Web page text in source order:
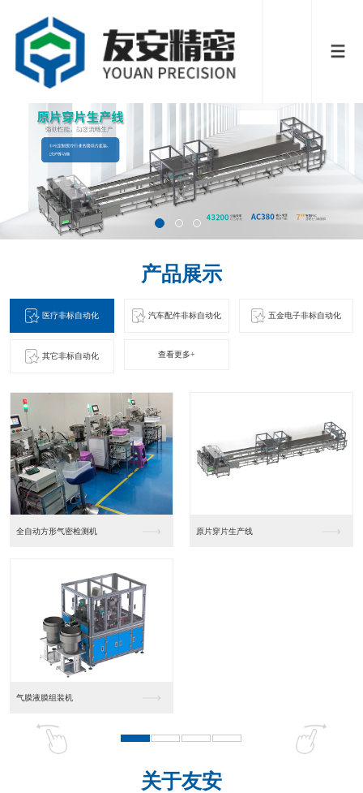
产品展示
医疗非标自动化 汽车配件非标自动化 五金电子非标自动化
其它非标自动化 查看更多+
全自动方形气密检测机 原片穿片生产线
气膜液膜组装机
关于友安